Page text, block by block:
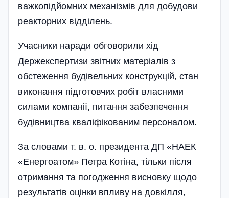
важкопідйомних механізмів для добудови
реакторних відділень.
Учасники наради обговорили хід
Держекспертизи звітних матеріалів з
обстеження будівельних конструкцій, стан
виконання підготовчих робіт власними
силами компанії, питання забезпечення
будівництва кваліфікованим персоналом.
За словами т. в. о. президента ДП «НАЕК
«Енергоатом» Петра Котіна, тільки після
отримання та погодження висновку щодо
результатів оцінки впливу на довкілля,